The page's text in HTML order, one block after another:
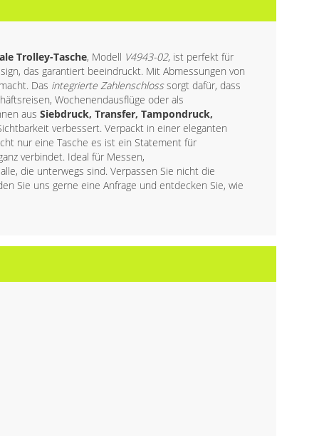
Trolley-Tasche, Modell V4943-02, ist perfekt für
das garantiert beeindruckt. Mit Abmessungen von
Das integrierte Zahlenschloss sorgt dafür, dass
Wochenendausflüge oder als
aus Siebdruck, Transfer, Tampondruck,
verbessert. Verpackt in einer eleganten
nur eine Tasche es ist ein Statement für
verbindet. Ideal für Messen,
die unterwegs sind. Verpassen Sie nicht die
Sie uns gerne eine Anfrage und entdecken Sie, wie